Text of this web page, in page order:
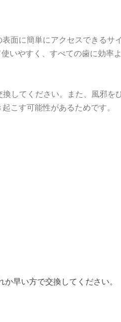
面に簡単にアクセスできるサ
いやすく、すべての歯に効率
してください。また、風邪を
こす可能性があるためです。
早い方で交換してください。